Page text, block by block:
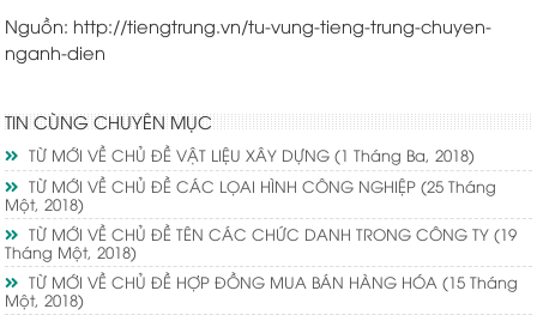
Nguồn: http://tiengtrung.vn/tu-vung-tieng-trung-chuyen-
nganh-dien
TIN CÙNG CHUYÊN MỤC
TỪ MỚI VỀ CHỦ ĐỀ VẬT LIỆU XÂY DỰNG(1 Tháng Ba, 2018)
TỪ MỚI VỀ CHỦ ĐỀ CÁC LỌAI HÌNH CÔNG NGHIỆP(25 Tháng
Một, 2018)
TỪ MỚI VỀ CHỦ ĐỀ TÊN CÁC CHỨC DANH TRONG CÔNG TY(19
Tháng Một, 2018)
TỪ MỚI VỀ CHỦ ĐỀ HỢP ĐỒNG MUA BÁN HÀNG HÓA(15 Tháng
Một, 2018)